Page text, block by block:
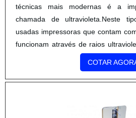
confeccionados por empresas
contem com maquinários
altamente qualificada para a
técnicas mais modernas é a
chamada de ultravioleta.Neste
usadas impressoras que contam
funcionam através de raios
tinta. As tintas utilizadas no método
são próprias e garantem uma
peça.Outra vant.
COTAR